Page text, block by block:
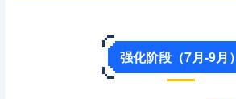
强化阶段（7月-9月）